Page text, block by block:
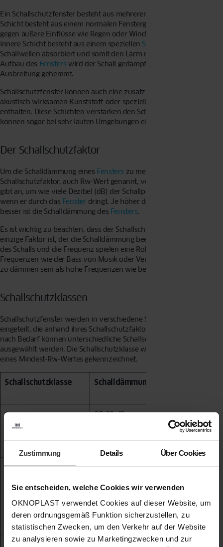
Zustimmung Details Über Cookies
Sie entscheiden, welche Cookies wir verwenden
OKNOPLAST verwendet Cookies auf dieser Website, um
deren ordnungsgemäß Funktion sicherzustellen, zu
statistischen Zwecken, um den Verkehr auf der Website
zu analysieren sowie zu Marketingzwecken und zur
Ein Schallschutzfenster besteht aus mehreren Schichten. Die äußere
Schicht besteht aus einem normalen Fensterglas, das für den Schutz
gegen äußere Einflüsse wie Regen oder Wind verantwortlich ist. Die
innere Schicht besteht aus einem speziellen Schallschutzglas
Schallwellen absorbiert und somit den Lärm reduziert. Durch den
Aufbau des Fensters wird der Schall gedämpft und in seiner
Ausbreitung gehemmt.
Schallschutzfenster können auch eine zusätzliche Schicht aus einem
akustisch wirksamen Kunststoff oder speziellen Schallschutzfolien
enthalten. Diese Schichten verstärken den Schallschutz-Effekt und
können sogar bei sehr lauten Umgebungen eingesetzt werden.
Der Schallschutzfaktor
Um die Schalldämmung eines Fensters zu messen, wird der
Schallschutzfaktor, auch Rw-Wert genannt, verwendet. Dieser Wert
gibt an, um wie viele Dezibel (dB) der Schallpegel reduziert wird,
wenn er durch das Fenster dringt. Je höher der Rw-Wert ist, desto
besser ist die Schalldämmung des Fensters.
Es ist wichtig zu beachten, dass der Schallschutzfaktor nicht der
einzige Faktor ist, der die Schalldämmung beeinflusst. Auch die Art
des Schalls und die Frequenz spielen eine Rolle. So können tiefe
Frequenzen wie der Bass von Musik oder Verkehrslärm schwieriger
zu dämmen sein als hohe Frequenzen wie beispielsweise Stimmen.
Schallschutzklassen
Schallschutzfenster werden in verschiedene Schallschutzklassen
eingeteilt, die anhand ihres Schallschutzfaktors definiert werden. Je
nach Bedarf können unterschiedliche Schallschutzklassen
ausgewählt werden. Die Schallschutzklasse wird durch die Angabe
eines Mindest-Rw-Wertes gekennzeichnet.
Schallschutzklasse Schalldämmung
1 25-29 dB
wenig
leicht
3
35-39 dB
stark
40-44 dB
Nähe zu
befahrene
45-49 dB